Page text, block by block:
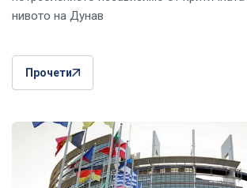
нивото на Дунав
Прочети